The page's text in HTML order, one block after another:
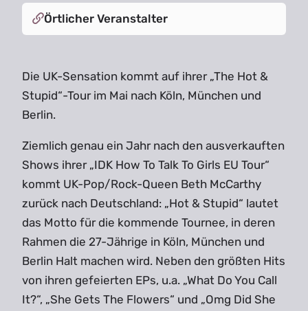
Örtlicher Veranstalter
Die UK-Sensation kommt auf ihrer „The Hot &
Stupid“-Tour im Mai nach Köln, München und
Berlin.
Ziemlich genau ein Jahr nach den ausverkauften
Shows ihrer „IDK How To Talk To Girls EU Tour“
kommt UK-Pop/Rock-Queen Beth McCarthy
zurück nach Deutschland: „Hot & Stupid“ lautet
das Motto für die kommende Tournee, in deren
Rahmen die 27-Jährige in Köln, München und
Berlin Halt machen wird. Neben den größten Hits
von ihren gefeierten EPs, u.a. „What Do You Call
It?“, „She Gets The Flowers“ und „Omg Did She